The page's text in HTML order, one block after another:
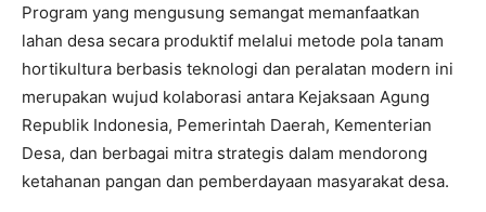
Program yang mengusung semangat memanfaatkan
lahan desa secara produktif melalui metode pola tanam
hortikultura berbasis teknologi dan peralatan modern ini
merupakan wujud kolaborasi antara Kejaksaan Agung
Republik Indonesia, Pemerintah Daerah, Kementerian
Desa, dan berbagai mitra strategis dalam mendorong
ketahanan pangan dan pemberdayaan masyarakat desa.